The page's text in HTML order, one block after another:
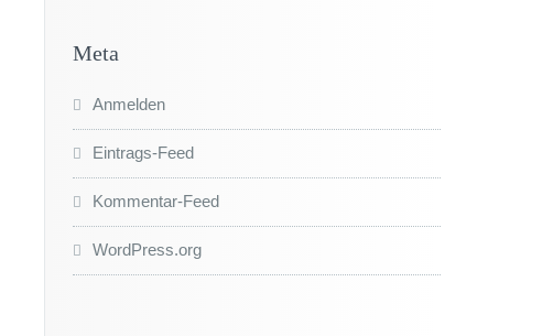
Meta
Anmelden
Eintrags-Feed
Kommentar-Feed
WordPress.org